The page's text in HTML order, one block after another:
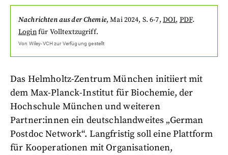
Nachrichten aus der Chemie,Mai 2024, S. 6-7, DOI, PDF.
Loginfür Volltextzugriff.
Von Wiley-VCHzur Verfügung gestellt
Das Helmholtz-Zentrum München initiiert mit
dem Max-Planck-Institut für Biochemie, der
Hochschule München und weiteren
Partner:innen ein deutschlandweites „German
Postdoc Network“. Langfristig soll eine Plattform
für Kooperationen mit Organisationen,